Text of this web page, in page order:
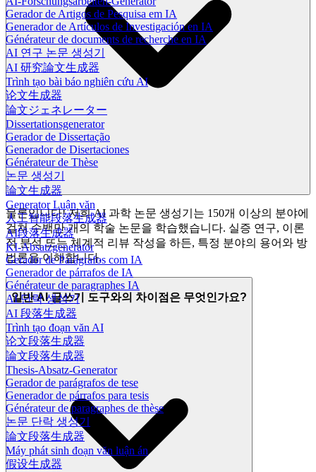
Gerador de Artigos de Pesquisa em IA
Generador de Artículos de Investigación en IA
Générateur de documents de recherche en IA
AI 연구 논문 생성기
AI 研究論文生成器
Trình tạo bài báo nghiên cứu AI
论文生成器
論文ジェネレーター
Dissertationsgenerator
Gerador de Dissertação
Generador de Disertaciones
Générateur de Thèse
논문 생성기
論文生成器
Generator Luận văn
人工智能段落生成器
AI段落生成器
KI-Absatzgenerator
Gerador de Parágrafos com IA
Generador de párrafos de IA
Générateur de paragraphes IA
AI 단락 생성기
AI 段落生成器
Trình tạo đoạn văn AI
论文段落生成器
論文段落生成器
Thesis-Absatz-Generator
Gerador de parágrafos de tese
Generador de párrafos para tesis
Générateur de paragraphes de thèse
논문 단락 생성기
論文段落生成器
Máy phát sinh đoạn văn luận án
假设生成器
물론입니다! 저희 AI 과학 논문 생성기는 150개 이상의 분야에
걸쳐 수백만 개의 학술 논문을 학습했습니다. 실증 연구, 이론
적 분석 또는 체계적 리뷰 작성을 하든, 특정 분야의 용어와 방
법론을 이해합니다.
일반 AI 글쓰기 도구와의 차이점은 무엇인가요?